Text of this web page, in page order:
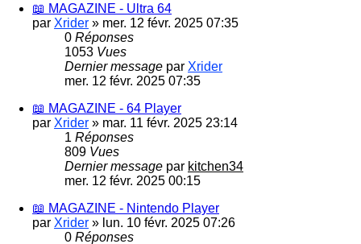
📖 MAGAZINE - Ultra 64
par Xrider » mer. 12 févr. 2025 07:35
0 Réponses
1053 Vues
Dernier message par Xrider
mer. 12 févr. 2025 07:35
📖 MAGAZINE - 64 Player
par Xrider » mar. 11 févr. 2025 23:14
1 Réponses
809 Vues
Dernier message par kitchen34
mer. 12 févr. 2025 00:15
📖 MAGAZINE - Nintendo Player
par Xrider » lun. 10 févr. 2025 07:26
0 Réponses